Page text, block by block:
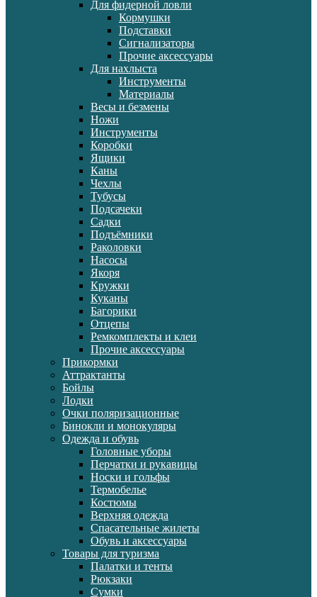
Для фидерной ловли
Кормушки
Подставки
Сигнализаторы
Прочие аксессуары
Для нахлыста
Инструменты
Материалы
Весы и безмены
Ножи
Инструменты
Коробки
Ящики
Каны
Чехлы
Тубусы
Подсачеки
Садки
Подъёмники
Раколовки
Насосы
Якоря
Кружки
Куканы
Багорики
Отцепы
Ремкомплекты и клеи
Прочие аксессуары
Прикормки
Аттрактанты
Бойлы
Лодки
Очки поляризационные
Бинокли и монокуляры
Одежда и обувь
Головные уборы
Перчатки и рукавицы
Носки и гольфы
Термобелье
Костюмы
Верхняя одежда
Спасательные жилеты
Обувь и аксессуары
Товары для туризма
Палатки и тенты
Рюкзаки
Сумки